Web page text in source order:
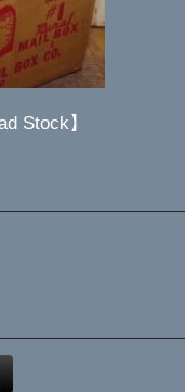
Stock】